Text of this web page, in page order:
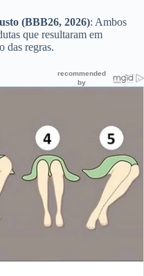
(BBB26, 2026): Ambos
que resultaram em
das regras.